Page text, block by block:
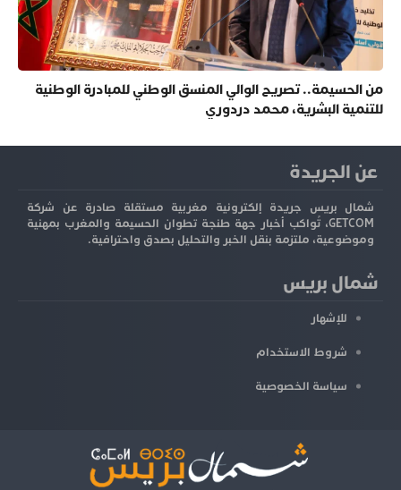
من الحسيمة.. تصريح الوالي المنسق الوطني للمبادرة الوطنية
للتنمية البشرية، محمد دردوري
عن الجريدة
شمال بريس جريدة إلكترونية مغربية مستقلة صادرة عن شركة
GETCOM، تُواكب أخبار جهة طنجة تطوان الحسيمة والمغرب بمهنية
وموضوعية، ملتزمة بنقل الخبر والتحليل بصدق واحترافية.
شمال بريس
للإشهار
شروط الاستخدام
سياسة الخصوصية